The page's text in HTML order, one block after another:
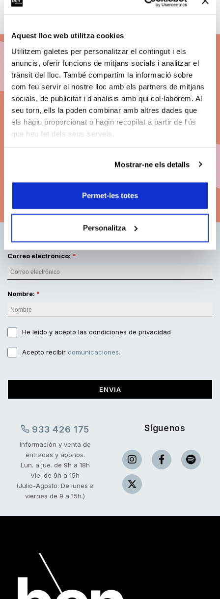
Aquest lloc web utilitza cookies
Utilitzem galetes per personalitzar el contingut i els
anuncis, oferir funcions de mitjans socials i analitzar el
trànsit del lloc. També compartim la informació sobre
com feu servir el nostre lloc amb els partners de mitjans
socials, de publicitat i d'anàlisis amb qui col·laborem. Al
seu torn, ells la poden combinar amb altres dades que
els hàgiu proporcionat o hagin recopilat a partir de l'ús
que heu fet dels seus serveis.
Mostrar-ne els detalls
Permet-les totes
Personalitza
Abónate a BCN
Clàssics 26/27
Descuentosen el precio de les entradas.
Modalidades de abono
Correo electrónico:
Nombre:
He leído y acepto las condiciones de privacidad
Acepto recibir comunicaciones.
ENVIA
933 426 175
Información y venta de
entradas y abonos.
Lun. a jue. de 9h a 18h
Vie. de 9h a 15h
(Julio-Agosto: De lunes a
viernes de 9 a 15h.)
Síguenos